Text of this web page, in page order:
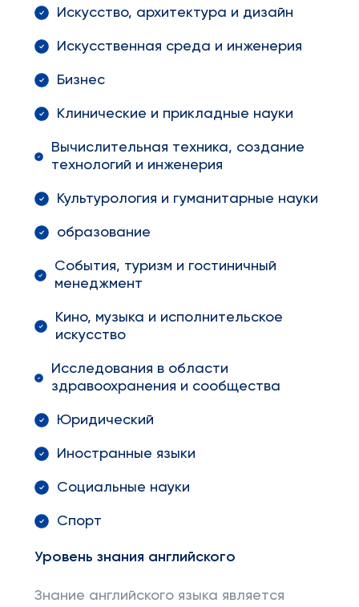
Искусство, архитектура и дизайн
Искусственная среда и инженерия
Бизнес
Клинические и прикладные науки
Вычислительная техника, создание
технологий и инженерия
Культурология и гуманитарные науки
образование
События, туризм и гостиничный
менеджмент
Кино, музыка и исполнительское
искусство
Исследования в области
здравоохранения и сообщества
Юридический
Иностранные языки
Социальные науки
Спорт
Уровень знания английского
Знание английского языка является